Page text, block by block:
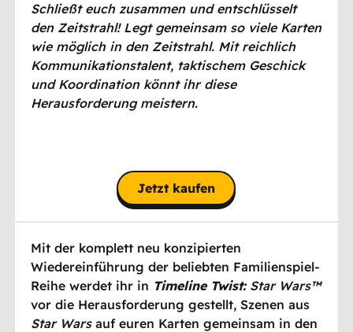
Schließt euch zusammen und entschlüsselt
den Zeitstrahl! Legt gemeinsam so viele Karten
wie möglich in den Zeitstrahl. Mit reichlich
Kommunikationstalent, taktischem Geschick
und Koordination könnt ihr diese
Herausforderung meistern.
Jetzt kaufen
Mit der komplett neu konzipierten
Wiedereinführung der beliebten Familienspiel-
Reihe werdet ihr in Timeline Twist: Star Wars™
vor die Herausforderung gestellt, Szenen aus
Star Warsauf euren Karten gemeinsam in den